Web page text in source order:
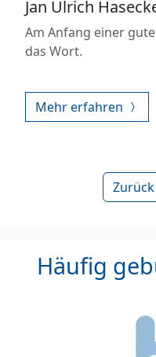
Jan Ulrich
Am Anfang einer
das Wort.
Mehr erfahren
Häufig